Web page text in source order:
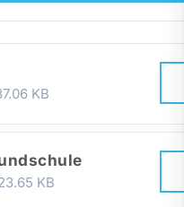
KB
KB